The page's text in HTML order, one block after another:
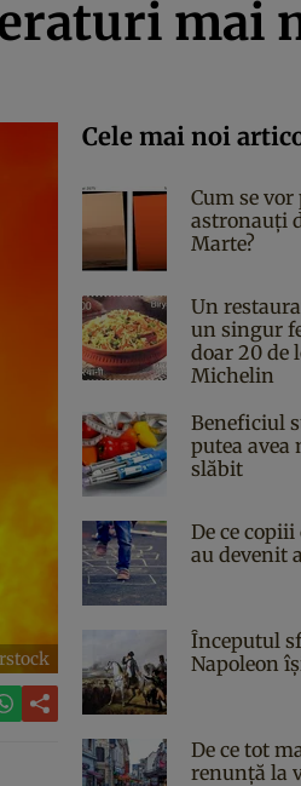
mai
Cele mai noi
Cum se
astronauți
Marte?
Un
un singur
doar 20 de
Michelin
Beneficiul
putea avea
slăbit
De ce
au devenit
Începutul
Napoleon
De ce tot
renunță la